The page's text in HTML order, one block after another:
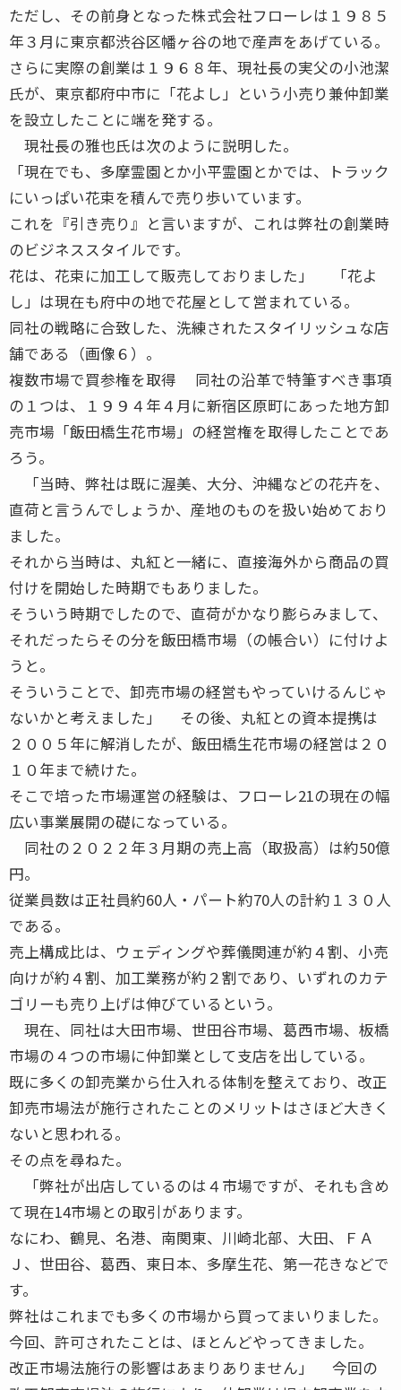
ただし、その前身となった株式会社フローレは１９８５
年３月に東京都渋谷区幡ヶ谷の地で産声をあげている。
さらに実際の創業は１９６８年、現社長の実父の小池潔
氏が、東京都府中市に「花よし」という小売り兼仲卸業
を設立したことに端を発する。
現社長の雅也氏は次のように説明した。
「現在でも、多摩霊園とか小平霊園とかでは、トラック
にいっぱい花束を積んで売り歩いています。
これを『引き売り』と言いますが、これは弊社の創業時
のビジネススタイルです。
花は、花束に加工して販売しておりました」 「花よ
し」は現在も府中の地で花屋として営まれている。
同社の戦略に合致した、洗練されたスタイリッシュな店
舗である（画像６）。
複数市場で買参権を取得 同社の沿革で特筆すべき事項
の１つは、１９９４年４月に新宿区原町にあった地方卸
売市場「飯田橋生花市場」の経営権を取得したことであ
ろう。
「当時、弊社は既に渥美、大分、沖縄などの花卉を、
直荷と言うんでしょうか、産地のものを扱い始めており
ました。
それから当時は、丸紅と一緒に、直接海外から商品の買
付けを開始した時期でもありました。
そういう時期でしたので、直荷がかなり膨らみまして、
それだったらその分を飯田橋市場（の帳合い）に付けよ
うと。
そういうことで、卸売市場の経営もやっていけるんじゃ
ないかと考えました」 その後、丸紅との資本提携は
２００５年に解消したが、飯田橋生花市場の経営は２０
１０年まで続けた。
そこで培った市場運営の経験は、フローレ21の現在の幅
広い事業展開の礎になっている。
同社の２０２２年３月期の売上高（取扱高）は約50億
円。
従業員数は正社員約60人・パート約70人の計約１３０人
である。
売上構成比は、ウェディングや葬儀関連が約４割、小売
向けが約４割、加工業務が約２割であり、いずれのカテ
ゴリーも売り上げは伸びているという。
現在、同社は大田市場、世田谷市場、葛西市場、板橋
市場の４つの市場に仲卸業として支店を出している。
既に多くの卸売業から仕入れる体制を整えており、改正
卸売市場法が施行されたことのメリットはさほど大きく
ないと思われる。
その点を尋ねた。
「弊社が出店しているのは４市場ですが、それも含め
て現在14市場との取引があります。
なにわ、鶴見、名港、南関東、川崎北部、大田、ＦＡ
Ｊ、世田谷、葛西、東日本、多摩生花、第一花きなどで
す。
弊社はこれまでも多くの市場から買ってまいりました。
今回、許可されたことは、ほとんどやってきました。
改正市場法施行の影響はあまりありません」 今回の